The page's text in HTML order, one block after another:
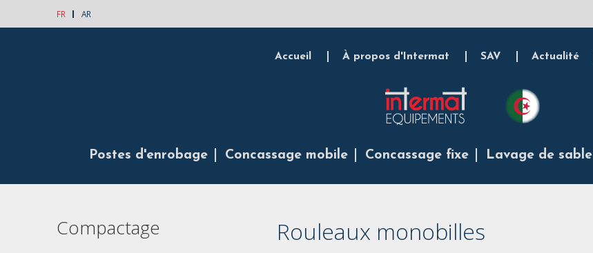
FR AR
Accueil À propos d'Intermat SAV Actualité
Postes d'enrobage Concassage mobile Concassage fixe Lavage de sable
Rouleaux monobilles
Compactage